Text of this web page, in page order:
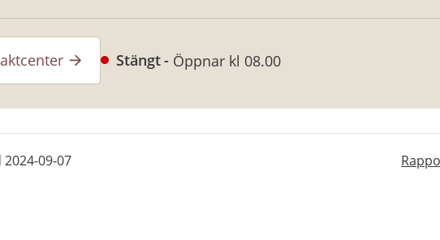
Stängt Öppnar kl 08.00
2024-09-07